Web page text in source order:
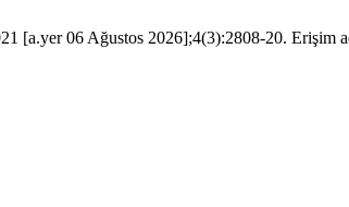
[a.yer 06 Ağustos 2026];4(3):2808-20.